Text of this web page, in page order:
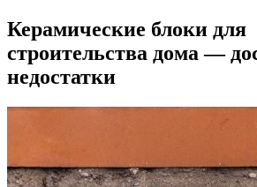
Керамические блоки для
строительства дома —
недостатки